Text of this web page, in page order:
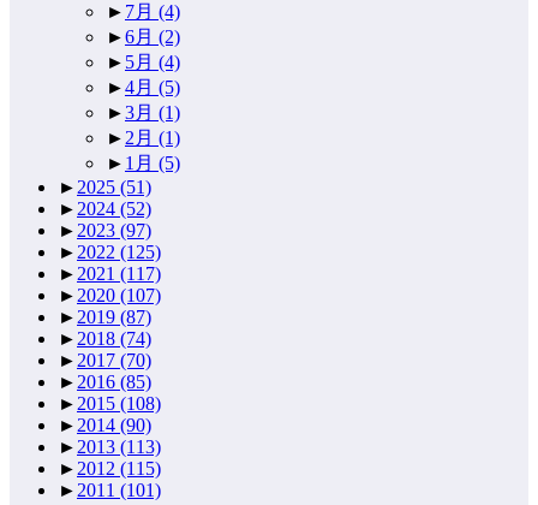
► 7月 (4)
►6月 (2)
► 5月 (4)
►4月 (5)
►3月 (1)
► 2月 (1)
► 1月 (5)
► 2025 (51)
► 2024 (52)
► 2023 (97)
► 2022 (125)
► 2021 (117)
► 2020 (107)
► 2019 (87)
► 2018 (74)
► 2017 (70)
► 2016 (85)
► 2015 (108)
► 2014 (90)
► 2013 (113)
► 2012 (115)
► 2011 (101)